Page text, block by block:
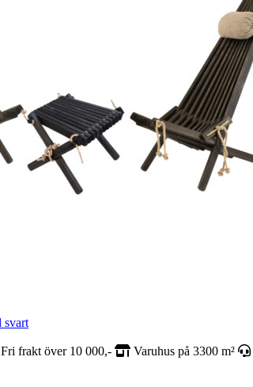
svart
Fri frakt över 10 000,- Varuhus på 3300 m²